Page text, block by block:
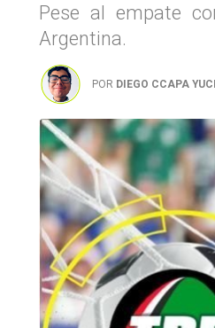
Pese al empate
Argentina.
POR DIEGO CCAPA